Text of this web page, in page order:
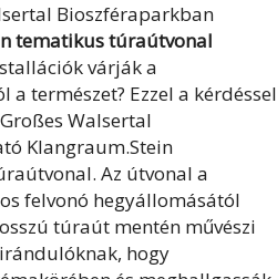
Bioszféraparkban
tematikus túraútvonal
várják a
természet? Ezzel a kérdéssel
Walsertal
Klangraum.Stein
Az útvonal a
felvonó hegyállomásától
túraút mentén művészi
hogy